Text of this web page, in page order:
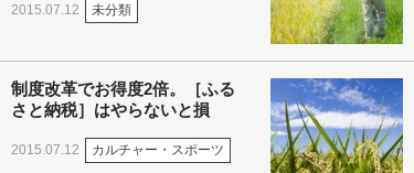
2015.07.12 未分類
制度改革でお得度2倍。［ふる
さと納税］はやらないと損
2015.07.12 カルチャー・スポーツ